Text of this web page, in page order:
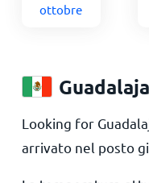
ottobre
Looking for
arrivato nel posto